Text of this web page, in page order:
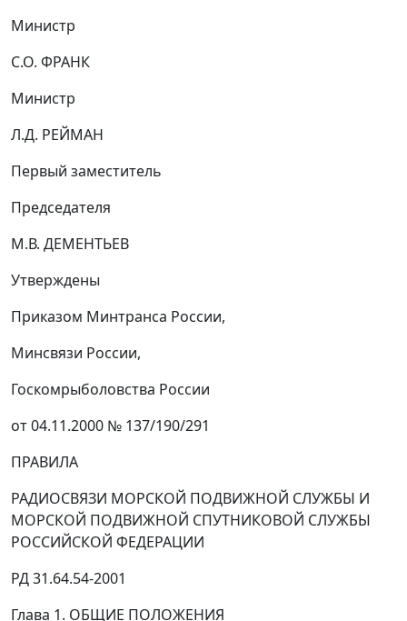
Министр
С.О. ФРАНК
Министр
Л.Д. РЕЙМАН
Первый заместитель
Председателя
М.В. ДЕМЕНТЬЕВ
Утверждены
Приказом Минтранса России,
Минсвязи России,
Госкомрыболовства России
от 04.11.2000 № 137/190/291
ПРАВИЛА
РАДИОСВЯЗИ МОРСКОЙ ПОДВИЖНОЙ СЛУЖБЫ И
МОРСКОЙ ПОДВИЖНОЙ СПУТНИКОВОЙ СЛУЖБЫ
РОССИЙСКОЙ ФЕДЕРАЦИИ
РД 31.64.54-2001
Глава 1. ОБЩИЕ ПОЛОЖЕНИЯ